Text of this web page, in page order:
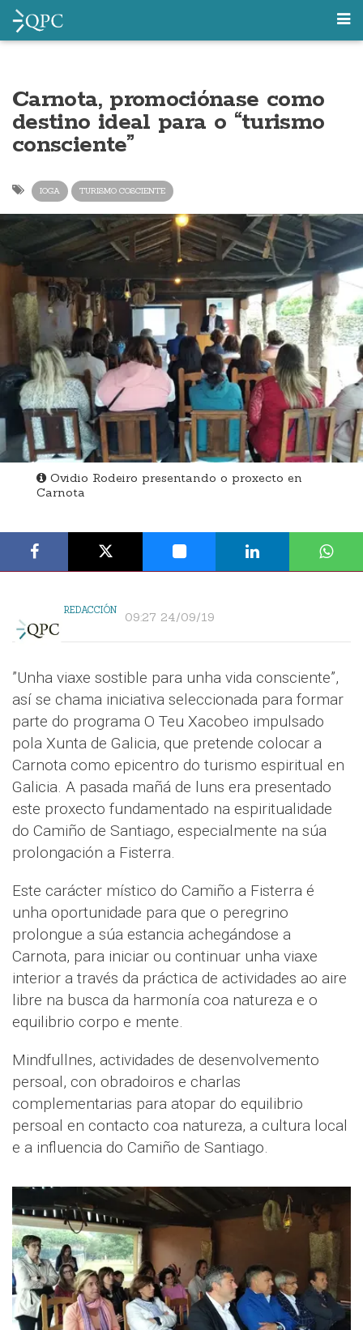
Carnota, promociónase como
destino ideal para o “turismo
consciente”
IOGA TURISMO COSCIENTE
Ovidio Rodeiro presentando o proxecto en
Carnota
REDACCIÓN 09:27 24/09/19
”Unha viaxe sostible para unha vida consciente”,
así se chama iniciativa seleccionada para formar
parte do programa O Teu Xacobeo impulsado
pola Xunta de Galicia, que pretende colocar a
Carnota como epicentro do turismo espiritual en
Galicia. A pasada mañá de luns era presentado
este proxecto fundamentado na espiritualidade
do Camiño de Santiago, especialmente na súa
prolongación a Fisterra.
Este carácter místico do Camiño a Fisterra é
unha oportunidade para que o peregrino
prolongue a súa estancia achegándose a
Carnota, para iniciar ou continuar unha viaxe
interior a través da práctica de actividades ao aire
libre na busca da harmonía coa natureza e o
equilibrio corpo e mente.
Mindfullnes, actividades de desenvolvemento
persoal, con obradoiros e charlas
complementarias para atopar do equilibrio
persoal en contacto coa natureza, a cultura local
e a influencia do Camiño de Santiago.